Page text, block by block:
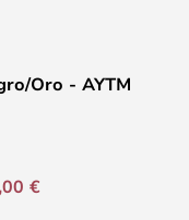
Oro - AYTM
€